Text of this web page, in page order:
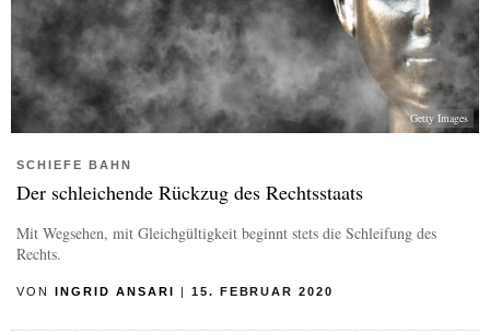
Getty Images
SCHIEFE BAHN
Der schleichende Rückzug des Rechtsstaats
Mit Wegsehen, mit Gleichgültigkeit beginnt stets die Schleifung des
Rechts.
VON INGRID ANSARI | 15. FEBRUAR 2020